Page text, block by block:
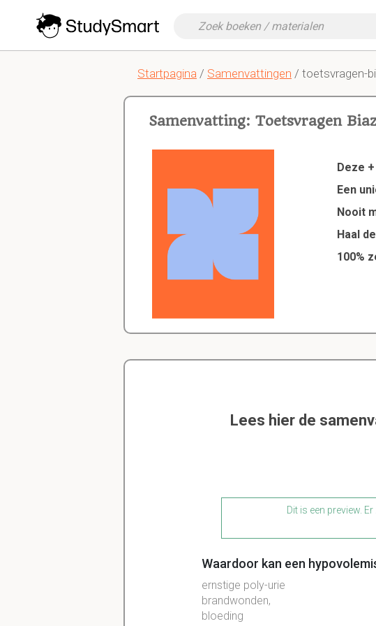
Startpagina / Samenvattingen / toetsvragen-
Samenvatting: Toetsvragen Biaz
Deze
Een
Nooit
Haal
100%
Lees hier de
Dit is een preview.
Waardoor kan een
ernstige poly-urie
brandwonden,
bloeding